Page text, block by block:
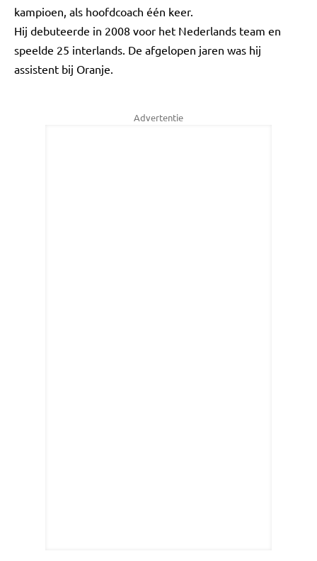
kampioen, als hoofdcoach één keer.
Hij debuteerde in 2008 voor het Nederlands team en
speelde 25 interlands. De afgelopen jaren was hij
assistent bij Oranje.
Advertentie